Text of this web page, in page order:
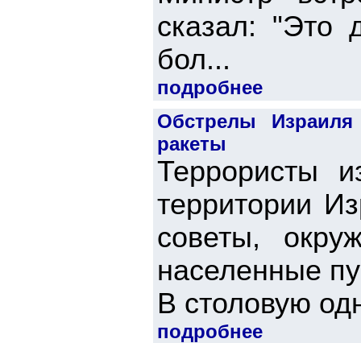
сказал: "Это
бол...
подробнее
Обстрелы
ракеты
Террористы
территории
советы,
населенные
В столовую
подробнее